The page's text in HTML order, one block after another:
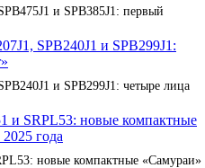
и SPB385J1: первый
и SPB299J1: четыре лица
новые компактные «Самураи»